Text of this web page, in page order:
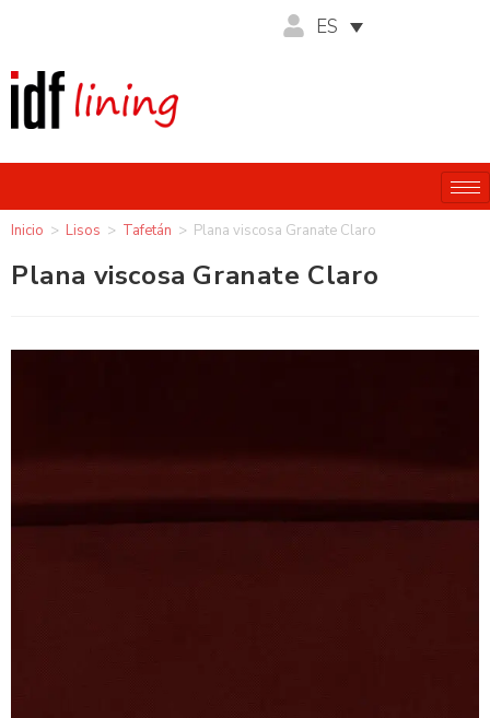
ES
Inicio > Lisos > Tafetán > Plana viscosa Granate Claro
Plana viscosa Granate Claro